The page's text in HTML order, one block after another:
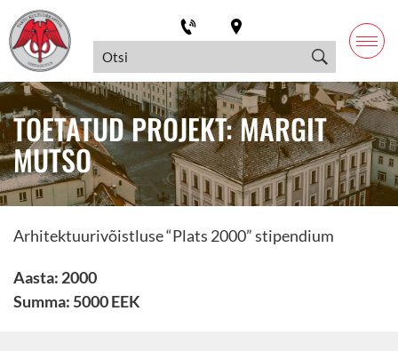
TOETATUD PROJEKT: MARGIT
MUTSO
Arhitektuurivõistluse “Plats 2000” stipendium
Aasta: 2000
Summa: 5000 EEK